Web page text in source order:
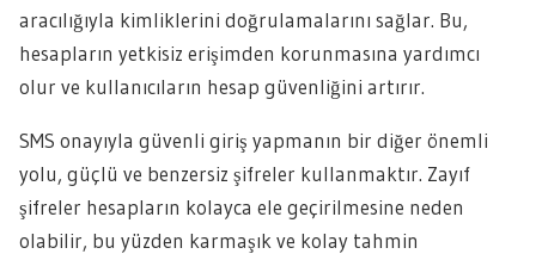
aracılığıyla kimliklerini doğrulamalarını sağlar. Bu,
hesapların yetkisiz erişimden korunmasına yardımcı
olur ve kullanıcıların hesap güvenliğini artırır.
SMS onayıyla güvenli giriş yapmanın bir diğer önemli
yolu, güçlü ve benzersiz şifreler kullanmaktır. Zayıf
şifreler hesapların kolayca ele geçirilmesine neden
olabilir, bu yüzden karmaşık ve kolay tahmin